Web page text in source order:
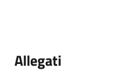
Allegati